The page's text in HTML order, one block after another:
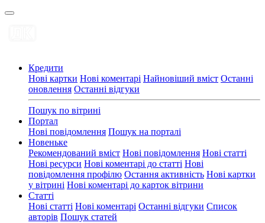
Кредити
Нові картки Нові коментарі Найновіший вміст Останні
оновлення Останні відгуки
Пошук по вітрині
Портал
Нові повідомлення Пошук на порталі
Новеньке
Рекомендований вміст Нові повідомлення Нові статті
Нові ресурси Нові коментарі до статті Нові
повідомлення профілю Остання активність Нові картки
у вітрині Нові коментарі до карток вітрини
Статті
Нові статті Нові коментарі Останні відгуки Список
авторів Пошук статей